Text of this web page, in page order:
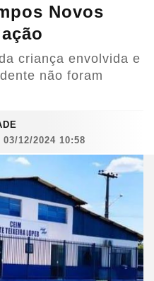
Novos
criança envolvida e
não foram
03/12/2024 10:58